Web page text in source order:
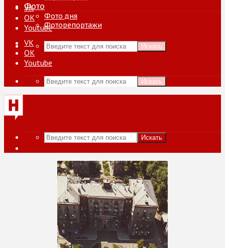
VK
ОК
Youtube
Искать
Фото
Фото дня
Фоторепортажи
VK
ОК
Youtube
Искать
Искать